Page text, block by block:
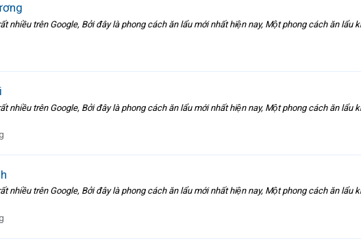
trên Google, Bởi đây là phong cách ăn lẩu mới nhất hiện nay, Một phong cách ăn lẩu
trên Google, Bởi đây là phong cách ăn lẩu mới nhất hiện nay, Một phong cách ăn lẩu
trên Google, Bởi đây là phong cách ăn lẩu mới nhất hiện nay, Một phong cách ăn lẩu